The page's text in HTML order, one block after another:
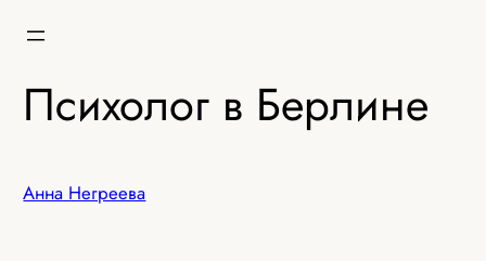
Психолог в Берлине
Анна Негреева